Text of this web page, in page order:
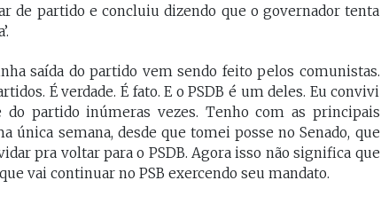
de partido e concluiu dizendo que o governador tenta
saída do partido vem sendo feito pelos comunistas.
É verdade. É fato. E o PSDB é um deles. Eu convivi
partido inúmeras vezes. Tenho com as principais
única semana, desde que tomei posse no Senado, que
pra voltar para o PSDB. Agora isso não significa que
vai continuar no PSB exercendo seu mandato.